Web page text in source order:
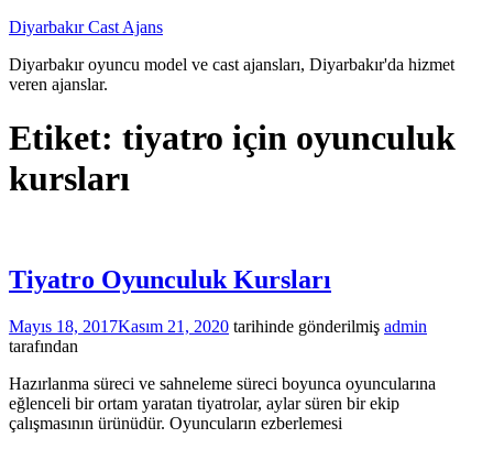
İçeriğe
Diyarbakır Cast Ajans
Diyarbakır oyuncu model ve cast ajansları, Diyarbakır'da hizmet
veren ajanslar.
Etiket: tiyatro için oyunculuk
kursları
Tiyatro Oyunculuk Kursları
Mayıs 18, 2017Kasım 21, 2020 tarihinde gönderilmiş admin
tarafından
Hazırlanma süreci ve sahneleme süreci boyunca oyuncularına
eğlenceli bir ortam yaratan tiyatrolar, aylar süren bir ekip
çalışmasının ürünüdür. Oyuncuların ezberlemesi